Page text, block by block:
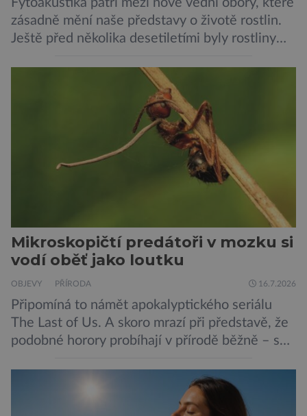
zásadně mění naše představy o životě rostlin.
Ještě před několika desetiletími byly rostliny
pouze reagují na změny prostředí. Moderní
výzkum však ukazuje, že skutečnost je mnohem
zajímavější. Rostliny totiž dokážou své okolí
vnímat prostřednictvím mechanických podnětů
a samy také vydávají zvuky […]
Mikroskopičtí predátoři v mozku si
vodí oběť jako loutku
OBJEVY PŘÍRODA 16.7.2026
Připomíná to námět apokalyptického seriálu
The Last of Us. A skoro mrazí při představě, že
podobné horory probíhají v přírodě běžně – s
parazitickou houbou a že predátor dokáže
ovládat jen vývojově nesrovnatelně jednodušší
živočichy, než je člověk. Najít skutečné zombie